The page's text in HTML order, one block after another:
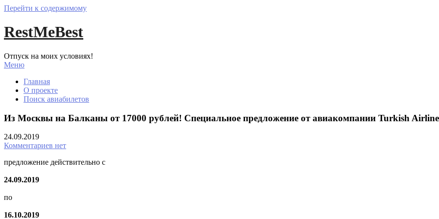
Перейти к содержимому
RestMeBest
Отпуск на моих условиях!
Меню
Главная
О проекте
Поиск авиабилетов
Из Москвы на Балканы от 17000 рублей! Специальное предложение от авиакомпании Turkish
24.09.2019
Комментариев нет
предложение действительно с
24.09.2019
по
16.10.2019